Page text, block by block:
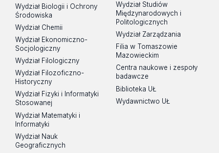
Wydział Biologii i Ochrony
Środowiska
Wydział Chemii
Wydział Ekonomiczno-
Socjologiczny
Wydział Filologiczny
Wydział Filozoficzno-
Historyczny
Wydział Fizyki i Informatyki
Stosowanej
Wydział Matematyki i
Informatyki
Wydział Nauk
Geograficznych
Wydział Studiów
Międzynarodowych i
Politologicznych
Wydział Zarządzania
Filia w Tomaszowie
Mazowieckim
Centra naukowe i zespoły
badawcze
Biblioteka UŁ
Wydawnictwo UŁ